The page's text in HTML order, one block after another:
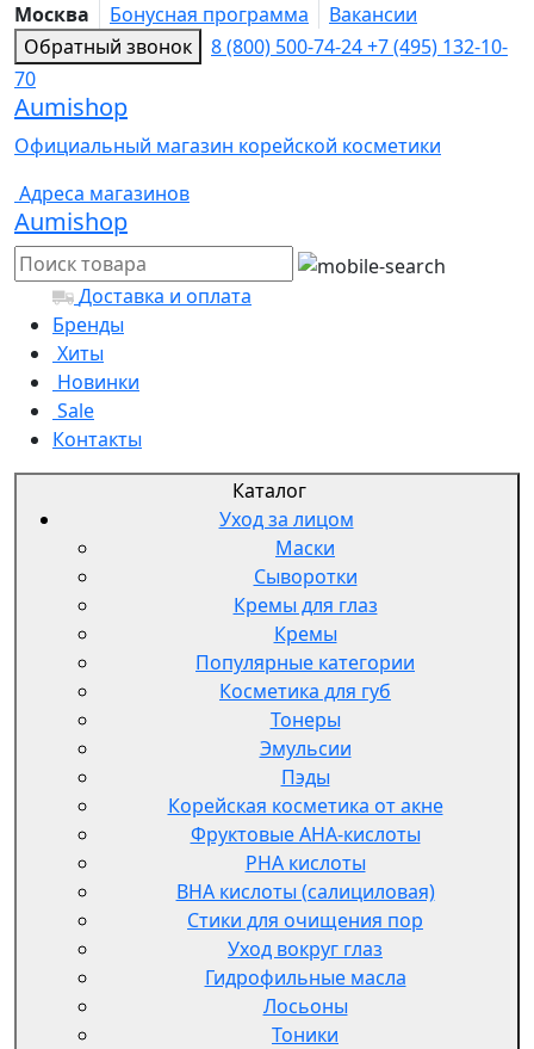
Москва Бонусная программа
Вакансии
Обратный звонок
8 (800) 500-74-24+7 (495) 132-10-
70
Aumishop
Официальный магазин корейской косметики
Адреса магазинов
Aumishop
Доставка и оплата
Бренды
Хиты
Новинки
Sale
Контакты
Каталог
Уход за лицом
Маски
Сыворотки
Кремы для глаз
Кремы
Популярные категории
Косметика для губ
Тонеры
Эмульсии
Пэды
Корейская косметика от акне
Фруктовые AHA-кислоты
PHA кислоты
BHA кислоты (салициловая)
Стики для очищения пор
Уход вокруг глаз
Гидрофильные масла
Лосьоны
Тоники